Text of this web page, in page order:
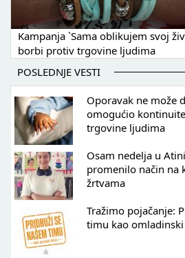
Kampanja `Sama oblikujem svoj
borbi protiv trgovine ljudima
POSLEDNJE VESTI
Oporavak ne može
omogućio
trgovine ljudima
Osam nedelja u
promenilo način na
žrtvama
Tražimo pojačanje:
timu kao